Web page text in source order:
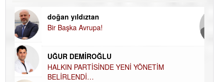
doğan yıldıztan
Bir Başka Avrupa!
UĞUR DEMİROĞLU
HALKIN PARTİSİNDE YENİ YÖNETİM
BELİRLENDİ…